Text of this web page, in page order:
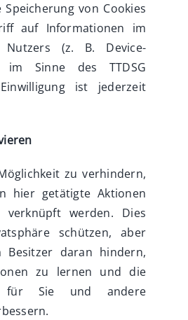
Speicherung von Cookies
auf Informationen im
Nutzers (z. B. Device-
im Sinne des TTDSG
ist jederzeit
zu verhindern,
hier getätigte Aktionen
verknüpft werden. Dies
schützen, aber
daran hindern,
zu lernen und die
für Sie und andere